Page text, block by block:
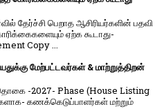
தேர்ச்சி பெறாத ஆசிரியர்களின் பதவி
ஏற்க கூடாது-
Copy ...
மேற்பட்டவர்கள் & மாற்றுத்திறன்
-2027- Phase (House Listing
கணக்கெடுப்பாளர்கள் மற்றும்